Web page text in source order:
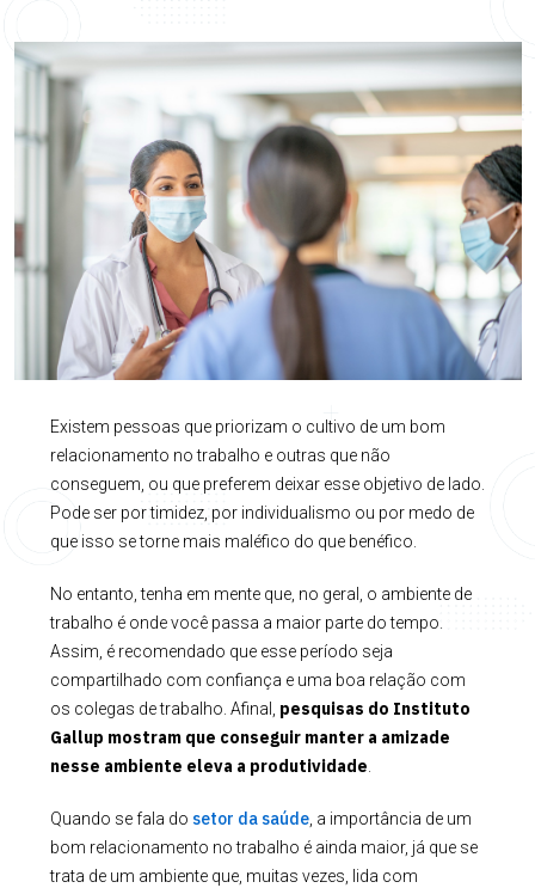
Existem pessoas que priorizam o cultivo de um bom
relacionamento no trabalho e outras que não
conseguem, ou que preferem deixar esse objetivo de lado.
Pode ser por timidez, por individualismo ou por medo de
que isso se torne mais maléfico do que benéfico.
No entanto, tenha em mente que, no geral, o ambiente de
trabalho é onde você passa a maior parte do tempo.
Assim, é recomendado que esse período seja
compartilhado com confiança e uma boa relação com
os colegas de trabalho. Afinal, pesquisas do Instituto
Gallup mostram que conseguir manter a amizade
nesse ambiente eleva a produtividade.
Quando se fala do setor da saúde, a importância de um
bom relacionamento no trabalho é ainda maior, já que se
trata de um ambiente que, muitas vezes, lida com